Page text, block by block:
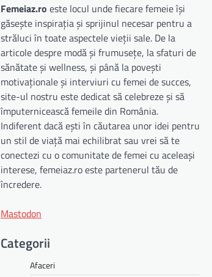
Femeiaz.ro este locul unde fiecare femeie își
găsește inspirația și sprijinul necesar pentru a
străluci în toate aspectele vieții sale. De la
articole despre modă și frumusețe, la sfaturi de
sănătate și wellness, și până la povești
motivaționale și interviuri cu femei de succes,
site-ul nostru este dedicat să celebreze și să
împuternicească femeile din România.
Indiferent dacă ești în căutarea unor idei pentru
un stil de viață mai echilibrat sau vrei să te
conectezi cu o comunitate de femei cu aceleași
interese, femeiaz.ro este partenerul tău de
încredere.
Mastodon
Categorii
Afaceri